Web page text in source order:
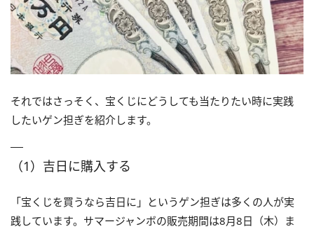
それではさっそく、宝くじにどうしても当たりたい時に実践
したいゲン担ぎを紹介します。
（1）吉日に購入する
「宝くじを買うなら吉日に」というゲン担ぎは多くの人が実
践しています。サマージャンボの販売期間は8月8日（木）ま